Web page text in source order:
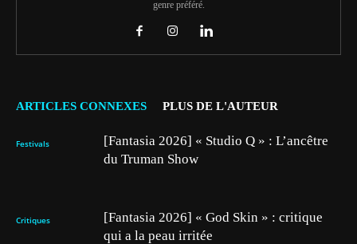
genre préféré.
ARTICLES CONNEXES PLUS DE L'AUTEUR
Festivals
[Fantasia 2026] « Studio Q » : L’ancêtre
du Truman Show
Critiques
[Fantasia 2026] « God Skin » : critique
qui a la peau irritée